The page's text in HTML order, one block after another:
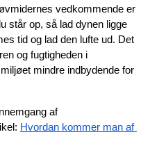
vedkommende er
står op, så lad dynen ligge
tid og lad den lufte ud. Det
og fugtigheden i
mindre indbydende for
af
Hvordan kommer man af